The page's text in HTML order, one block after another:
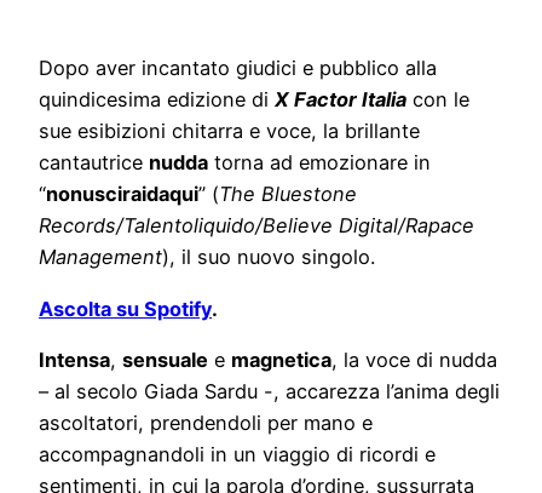
Dopo aver incantato giudici e pubblico alla
quindicesima edizione di X Factor Italia con le
sue esibizioni chitarra e voce, la brillante
cantautrice nudda torna ad emozionare in
“nonusciraidaqui” (The Bluestone
Records/Talentoliquido/Believe Digital/Rapace
Management), il suo nuovo singolo.
Ascolta su Spotify.
Intensa, sensuale e magnetica, la voce di nudda
– al secolo Giada Sardu -, accarezza l’anima degli
ascoltatori, prendendoli per mano e
accompagnandoli in un viaggio di ricordi e
sentimenti, in cui la parola d’ordine, sussurrata